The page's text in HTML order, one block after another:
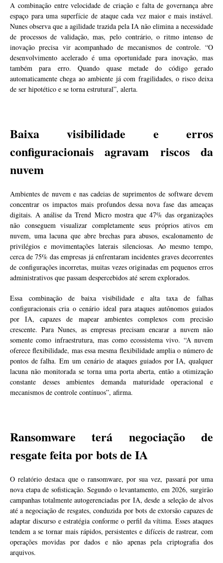
A combinação entre velocidade de criação e falta de governança abre
espaço para uma superfície de ataque cada vez maior e mais instável.
Nunes observa que a agilidade trazida pela IA não elimina a necessidade
de processos de validação, mas, pelo contrário, o ritmo intenso de
inovação precisa vir acompanhado de mecanismos de controle. “O
desenvolvimento acelerado é uma oportunidade para inovação, mas
também para erro. Quando quase metade do código gerado
automaticamente chega ao ambiente já com fragilidades, o risco deixa
de ser hipotético e se torna estrutural”, alerta.
Baixa visibilidade e erros
configuracionais agravam riscos da
nuvem
Ambientes de nuvem e nas cadeias de suprimentos de software devem
concentrar os impactos mais profundos dessa nova fase das ameaças
digitais. A análise da Trend Micro mostra que 47% das organizações
não conseguem visualizar completamente seus próprios ativos em
nuvem, uma lacuna que abre brechas para abusos, escalonamento de
privilégios e movimentações laterais silenciosas. Ao mesmo tempo,
cerca de 75% das empresas já enfrentaram incidentes graves decorrentes
de configurações incorretas, muitas vezes originadas em pequenos erros
administrativos que passam despercebidos até serem explorados.
Essa combinação de baixa visibilidade e alta taxa de falhas
configuracionais cria o cenário ideal para ataques autônomos guiados
por IA, capazes de mapear ambientes complexos com precisão
crescente. Para Nunes, as empresas precisam encarar a nuvem não
somente como infraestrutura, mas como ecossistema vivo. “A nuvem
oferece flexibilidade, mas essa mesma flexibilidade amplia o número de
pontos de falha. Em um cenário de ataques guiados por IA, qualquer
lacuna não monitorada se torna uma porta aberta, então a otimização
constante desses ambientes demanda maturidade operacional e
mecanismos de controle contínuos”, afirma.
Ransomware terá negociação de
resgate feita por bots de IA
O relatório destaca que o ransomware, por sua vez, passará por uma
nova etapa de sofisticação. Segundo o levantamento, em 2026, surgirão
campanhas totalmente autogerenciadas por IA, desde a seleção de alvos
até a negociação de resgates, conduzida por bots de extorsão capazes de
adaptar discurso e estratégia conforme o perfil da vítima. Esses ataques
tendem a se tornar mais rápidos, persistentes e difíceis de rastrear, com
operações movidas por dados e não apenas pela criptografia dos
arquivos.